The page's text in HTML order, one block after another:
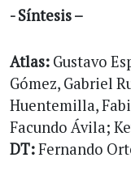
- Síntesis –
Atlas: Gustavo
Gómez, Gabriel
Huentemilla,
Facundo Ávila;
DT:Fernando